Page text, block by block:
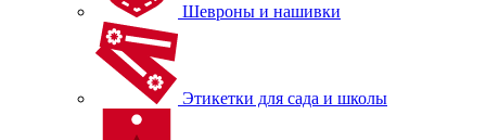
Шевроны и нашивки
Этикетки для сада и школы